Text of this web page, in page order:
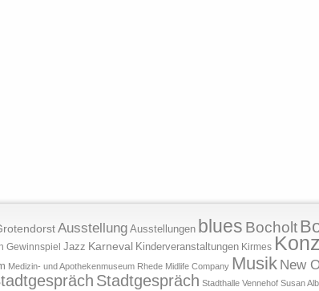
Ausstellung Ausstellungen blues Bocholt
Gewinnspiel Jazz Karneval Kinderveranstaltungen Kirmes
Medizin- und Apothekenmuseum Rhede Midlife Company Musik New
Stadtgespräch Stadthalle Vennehof Susan